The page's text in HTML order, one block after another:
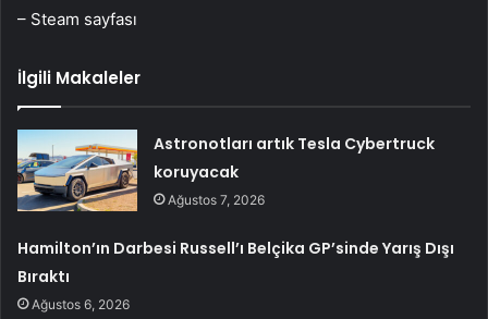
– Steam sayfası
İlgili Makaleler
Astronotları artık Tesla Cybertruck
koruyacak
Ağustos 7, 2026
Hamilton’ın Darbesi Russell’ı Belçika GP’sinde Yarış Dışı
Bıraktı
Ağustos 6, 2026